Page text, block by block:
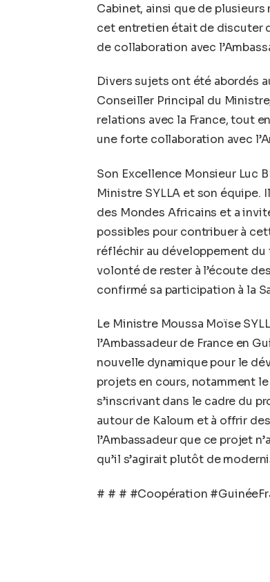
Cabinet, ainsi que de
cet entretien était de discuter
de collaboration avec
Divers sujets ont été abordés
Conseiller Principal du
relations avec la France, tout
une forte collaboration avec
Son Excellence Monsieur Luc
Ministre SYLLA et son équipe.
des Mondes Africains et a
possibles pour contribuer à
réfléchir au développement du
volonté de rester à l’écoute
confirmé sa participation à la
Le Ministre Moussa Moïse
l’Ambassadeur de France en
nouvelle dynamique pour le
projets en cours, notamment
s’inscrivant dans le cadre du
autour de Kaloum et à offrir
l’Ambassadeur que ce projet
qu’il s’agirait plutôt de
# # # #Coopération